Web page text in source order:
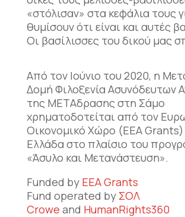
«στόλισαν» στα κεφάλια τους
θυμίσουν ότι είναι και αυτές
Οι βασίλισσες του δικού μας
Από τον Ιούνιο του 2020, η
Δομή Φιλοξενία Ασυνόδευτων
της ΜΕΤΑδρασης στη Σάμο
χρηματοδοτείται από τον
Οικονομικό Χώρο (EEA Grants)
Ελλάδα στο πλαίσιο του
«Άσυλο και Μετανάστευση».
Funded by EEA Grants
Fund operated by ΣΟΛ
Crowe and HumanRights360